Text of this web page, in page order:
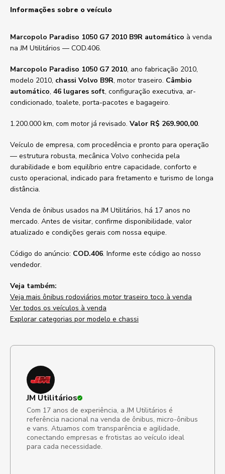
Informações sobre o veículo
Marcopolo Paradiso 1050 G7 2010 B9R automático à venda
na JM Utilitários — COD.406.
Marcopolo Paradiso 1050 G7 2010, ano fabricação 2010,
modelo 2010, chassi Volvo B9R, motor traseiro. Câmbio
automático, 46 lugares soft, configuração executiva, ar-
condicionado, toalete, porta-pacotes e bagageiro.
1.200.000 km, com motor já revisado. Valor R$ 269.900,00.
Veículo de empresa, com procedência e pronto para operação
— estrutura robusta, mecânica Volvo conhecida pela
durabilidade e bom equilíbrio entre capacidade, conforto e
custo operacional, indicado para fretamento e turismo de longa
distância.
Venda de ônibus usados na JM Utilitários, há 17 anos no
mercado. Antes de visitar, confirme disponibilidade, valor
atualizado e condições gerais com nossa equipe.
Código do anúncio: COD.406. Informe este código ao nosso
vendedor.
Veja também:
Veja mais ônibus rodoviários motor traseiro toco à venda
Ver todos os veículos à venda
Explorar categorias por modelo e chassi
JM Utilitários
Com 17 anos de experiência, a JM Utilitários é
referência nacional na venda de ônibus, micro-ônibus
e vans. Atuamos com transparência e agilidade,
conectando empresas e frotistas ao veículo ideal
para cada necessidade.